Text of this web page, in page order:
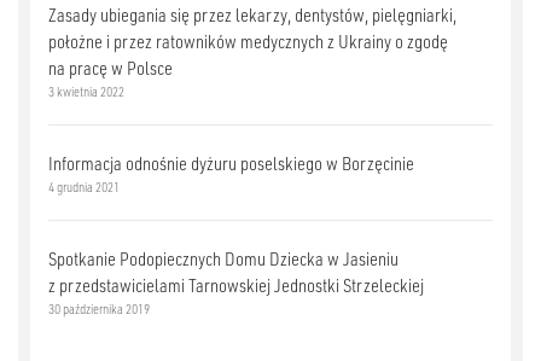
Zasady ubiegania się przez lekarzy, dentystów, pielęgniarki,
położne i przez ratowników medycznych z Ukrainy o zgodę
na pracę w Polsce
3 kwietnia 2022
Informacja odnośnie dyżuru poselskiego w Borzęcinie
4 grudnia 2021
Spotkanie Podopiecznych Domu Dziecka w Jasieniu
z przedstawicielami Tarnowskiej Jednostki Strzeleckiej
30 października 2019